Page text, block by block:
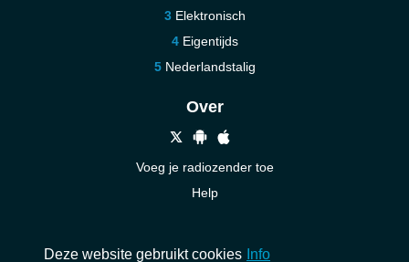
Elektronisch
Eigentijds
Nederlandstalig
Over
Voeg je radiozender toe
Help
Deze website gebruikt cookies Info